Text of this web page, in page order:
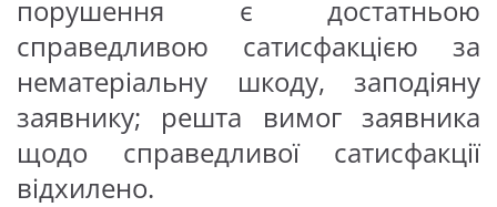
порушення є достатньою
справедливою сатисфакцією за
нематеріальну шкоду, заподіяну
заявнику; решта вимогзаявника
щодо справедливої сатисфакції
відхилено.